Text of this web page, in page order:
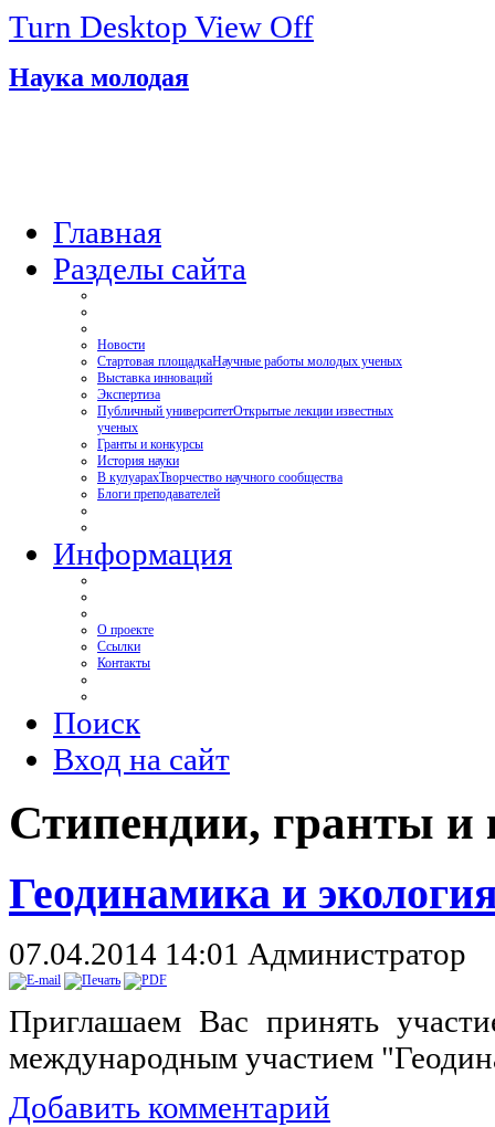
Turn Desktop View Off
Наука молодая
Главная
Разделы сайта
Новости
Стартовая площадкаНаучные работы молодых ученых
Выставка инноваций
Экспертиза
Публичный университетОткрытые лекции известных
ученых
Гранты и конкурсы
История науки
В кулуарахТворчество научного сообщества
Блоги преподавателей
Информация
О проекте
Ссылки
Контакты
Поиск
Вход на сайт
Стипендии, гранты и
Геодинамика и
07.04.2014 14:01 Администратор
Приглашаем Вас принять
международным участием
Добавить комментарий